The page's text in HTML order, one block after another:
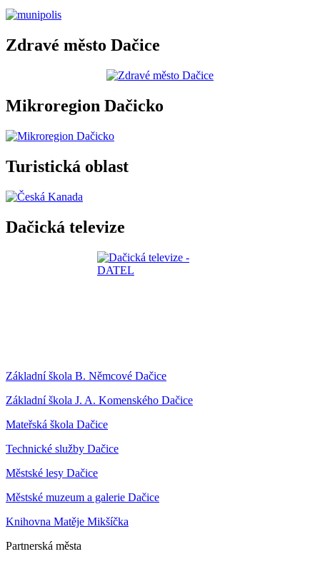
Zdravé město Dačice
Mikroregion Dačicko
Turistická oblast
Dačická televize
Základní škola B. Němcové Dačice
Základní škola J. A. Komenského Dačice
Mateřská škola Dačice
Technické služby Dačice
Městské lesy Dačice
Městské muzeum a galerie Dačice
Knihovna Matěje Mikšíčka
Partnerská města